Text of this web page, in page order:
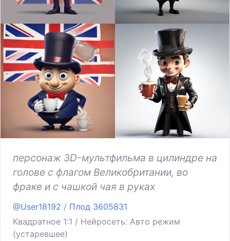
персонаж 3D-мультфильма в цилиндре на
голове с флагом Великобритании, во
фраке и с чашкой чая в руках
@User18192 / Плод 3605831
Квадратное 1:1 / Нейросеть: Авто режим
(устаревшее)